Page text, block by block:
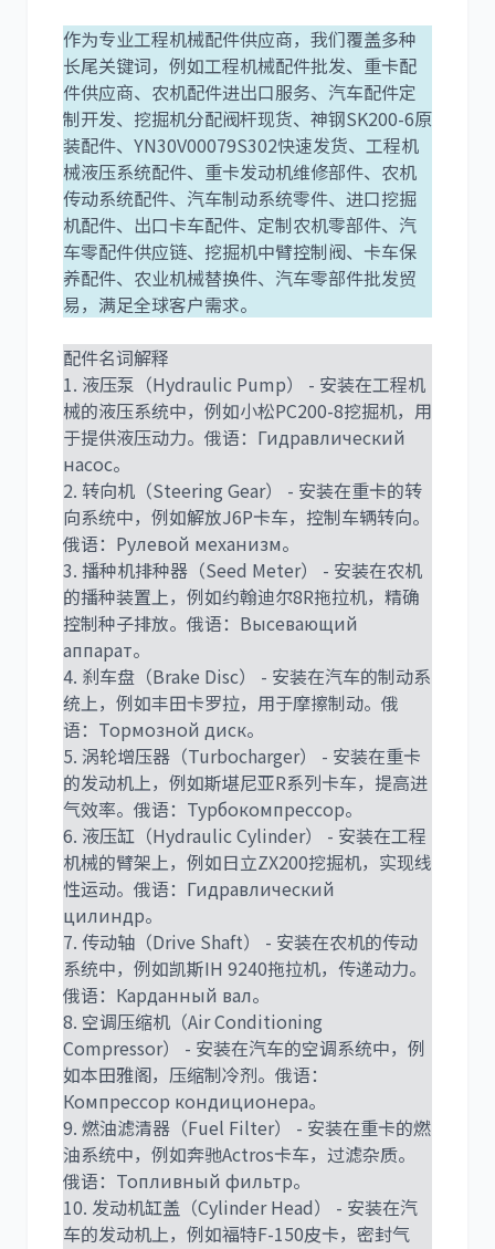
山猫 上柴
潍柴 川崎
作为专业工程机械配件供应商，我们覆盖多种
长尾关键词，例如工程机械配件批发、重卡配
件供应商、农机配件进出口服务、汽车配件定
制开发、挖掘机分配阀杆现货、神钢SK200-6原
装配件、YN30V00079S302快速发货、工程机
械液压系统配件、重卡发动机维修部件、农机
传动系统配件、汽车制动系统零件、进口挖掘
机配件、出口卡车配件、定制农机零部件、汽
车零配件供应链、挖掘机中臂控制阀、卡车保
养配件、农业机械替换件、汽车零部件批发贸
易，满足全球客户需求。
配件名词解释
1. 液压泵（Hydraulic Pump） - 安装在工程机
械的液压系统中，例如小松PC200-8挖掘机，用
于提供液压动力。俄语：Гидравлический
насос。
2. 转向机（Steering Gear） - 安装在重卡的转
向系统中，例如解放J6P卡车，控制车辆转向。
俄语：Рулевой механизм。
3. 播种机排种器（Seed Meter） - 安装在农机
的播种装置上，例如约翰迪尔8R拖拉机，精确
控制种子排放。俄语：Высевающий
аппарат。
4. 刹车盘（Brake Disc） - 安装在汽车的制动系
统上，例如丰田卡罗拉，用于摩擦制动。俄
语：Тормозной диск。
5. 涡轮增压器（Turbocharger） - 安装在重卡
的发动机上，例如斯堪尼亚R系列卡车，提高进
气效率。俄语：Турбокомпрессор。
6. 液压缸（Hydraulic Cylinder） - 安装在工程
机械的臂架上，例如日立ZX200挖掘机，实现线
性运动。俄语：Гидравлический
цилиндр。
7. 传动轴（Drive Shaft） - 安装在农机的传动
系统中，例如凯斯IH 9240拖拉机，传递动力。
俄语：Карданный вал。
8. 空调压缩机（Air Conditioning
Compressor） - 安装在汽车的空调系统中，例
如本田雅阁，压缩制冷剂。俄语：
Компрессор кондиционера。
9. 燃油滤清器（Fuel Filter） - 安装在重卡的燃
油系统中，例如奔驰Actros卡车，过滤杂质。
俄语：Топливный фильтр。
10. 发动机缸盖（Cylinder Head） - 安装在汽
车的发动机上，例如福特F-150皮卡，密封气